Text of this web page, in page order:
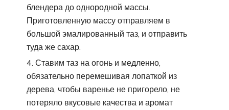
блендера до однородной массы.
Приготовленную массу отправляем в
большой эмалированный таз, и отправить
туда же сахар.
Ставим таз на огонь и медленно,
обязательно перемешивая лопаткой из
дерева, чтобы варенье не пригорело, не
потеряло вкусовые качества и аромат